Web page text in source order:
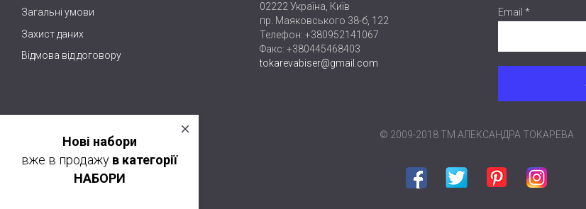
Загальні умови
Захист даних
Відмова від договору
02222 Україна, Київ
пр. Маяковського 38-б, 122
Телефон: +380952141067
Факс: +380445468403
tokarevabiser@gmail.com
Email *
© 2009-2018 ТМ АЛЕКСАНДРА ТОКАРЕВА
FacebookTwitterPinterestInstagram
Нові набори
вже в продажу в категорії
НАБОРИ
close